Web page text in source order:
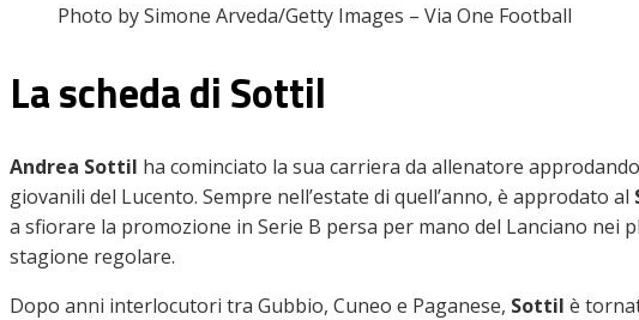
Photo by Simone Arveda/Getty Images – Via One Football
La scheda di Sottil
Andrea Sottil ha cominciato la sua carriera da allenatore
giovanili del Lucento. Sempre nell’estate di quell’anno, è approdato al
a sfiorare la promozione in Serie B persa per mano del Lanciano
stagione regolare.
Dopo anni interlocutori tra Gubbio, Cuneo e Paganese, Sottil è